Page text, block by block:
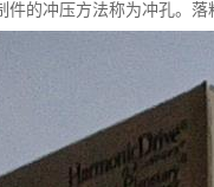
件的冲压方法称为冲孔。